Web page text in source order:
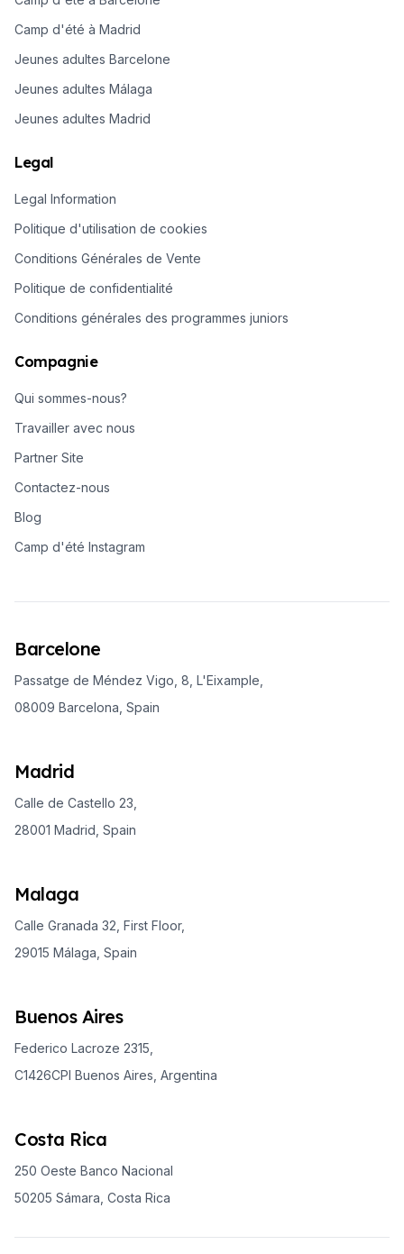
Camp d'été à Madrid
Jeunes adultes Barcelone
Jeunes adultes Málaga
Jeunes adultes Madrid
Legal
Legal Information
Politique d'utilisation de cookies
Conditions Générales de Vente
Politique de confidentialité
Conditions générales des programmes juniors
Compagnie
Qui sommes-nous?
Travailler avec nous
Partner Site
Contactez-nous
Blog
Camp d'été Instagram
Barcelone
Passatge de Méndez Vigo, 8, L'Eixample,
08009 Barcelona, Spain
Madrid
Calle de Castello 23,
28001 Madrid, Spain
Malaga
Calle Granada 32, First Floor,
29015 Málaga, Spain
Buenos Aires
Federico Lacroze 2315,
C1426CPI Buenos Aires, Argentina
Costa Rica
250 Oeste Banco Nacional
50205 Sámara, Costa Rica